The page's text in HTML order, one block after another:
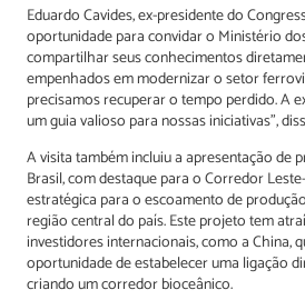
Eduardo Cavides, ex-presidente do
oportunidade para convidar o Ministério
compartilhar seus conhecimentos
empenhados em modernizar o setor
precisamos recuperar o tempo perdido. A
um guia valioso para nossas iniciativas”,
A visita também incluiu a apresentação de
Brasil, com destaque para o Corredor
estratégica para o escoamento de
região central do país. Este projeto tem
investidores internacionais, como a China,
oportunidade de estabelecer uma ligação
criando um corredor bioceânico.